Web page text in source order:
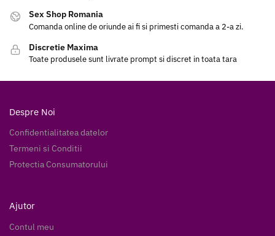
Sex Shop Romania
Comanda online de oriunde ai fi si primesti comanda a 2-a zi.
Discretie Maxima
Toate produsele sunt livrate prompt si discret in toata tara
Despre Noi
Confidentialitatea datelor
Termeni si Conditii
Protectia Consumatorului
Ajutor
Contul meu